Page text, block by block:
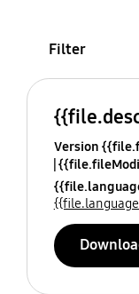
Filter
Version